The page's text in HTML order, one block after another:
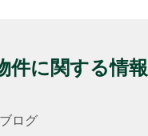
件に関する情報
ブログ